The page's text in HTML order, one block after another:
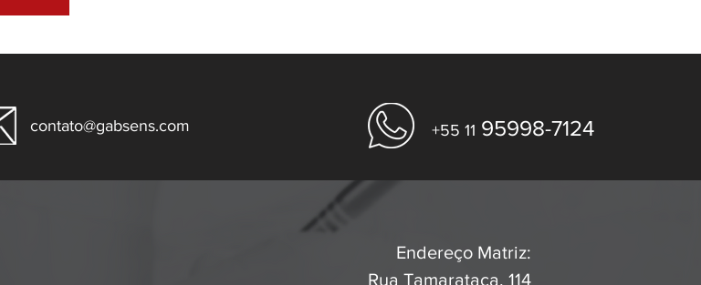
contato@gabsens.com +55 11 95998-7124
Endereço Matriz:
Rua Tamarataca, 114